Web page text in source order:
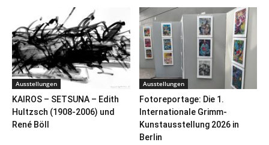
Ausstellungen
KAIROS – SETSUNA – Edith
Hultzsch (1908-2006) und
René Böll
Ausstellungen
Fotoreportage: Die 1.
Internationale Grimm-
Kunstausstellung 2026 in
Berlin